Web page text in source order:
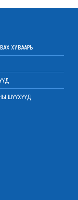
ХУВААРЬ
ШҮҮХҮҮД